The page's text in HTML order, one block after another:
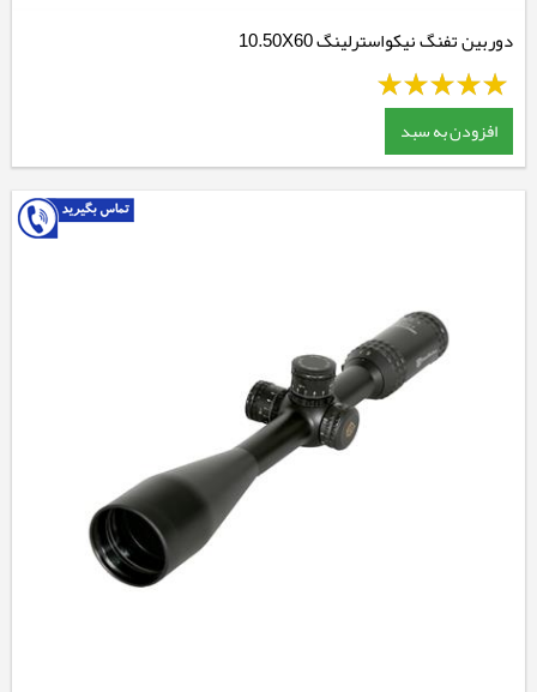
دوربین تفنگ نیکواسترلینگ 10.50X60
افزودن به سبد